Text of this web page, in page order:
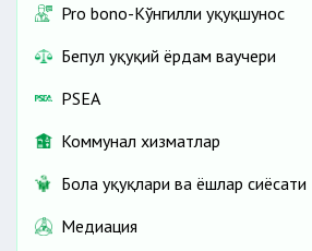
Pro bono-Кўнгилли ҳуқуқшунос
Бепул ҳуқуқий ёрдам ваучери
PSEA
Коммунал хизматлар
Бола ҳуқуқлари ва ёшлар сиёсати
Медиация